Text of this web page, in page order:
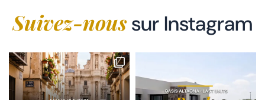
Suivez-noussur Instagram